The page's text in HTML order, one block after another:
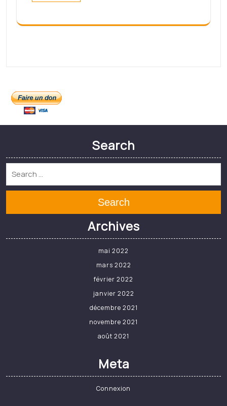
Search
Search
Archives
mai 2022
mars 2022
février 2022
janvier 2022
décembre 2021
novembre 2021
août 2021
Meta
Connexion